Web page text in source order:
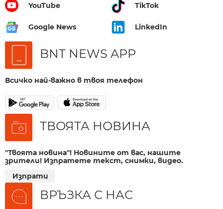
YouTube TikTok
Google News LinkedIn
BNT NEWS APP
Всичко най-важно в твоя телефон
ТВОЯТА НОВИНА
"Твоята новина"! Новините от вас, нашите
зрители! Изпратете текст, снимки, видео.
Изпрати
ВРЪЗКА С НАС